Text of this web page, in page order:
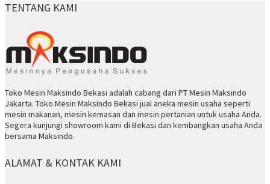
TENTANG KAMI
Toko Mesin Maksindo Bekasi adalah cabang dari PT Mesin Maksindo
Jakarta. Toko Mesin Maksindo Bekasi jual aneka mesin usaha seperti
mesin makanan, mesin kemasan dan mesin pertanian untuk usaha Anda.
Segera kunjungi showroom kami di Bekasi dan kembangkan usaha Anda
bersama Maksindo.
ALAMAT & KONTAK KAMI